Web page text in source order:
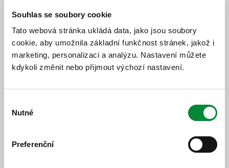
Souhlas se soubory cookie
Tato webová stránka ukládá data, jako jsou soubory
cookie, aby umožnila základní funkčnost stránek, jakož i
marketing, personalizaci a analýzu. Nastavení můžete
kdykoli změnit nebo přijmout výchozí nastavení.
souhlasu
Nutné
Preferenční
nezapomenutelný kontakt s nespoutanou
přírodou a ticho hlubokého lesa. Ideální
výlet pro milovníky přírody i fotografy,
obzvlášť po vydatnějším dešti, kdy
vodopády burácí nejvíce.
několikrát denně
Bodenmaisu jste odtamtud za tři čtvrtě